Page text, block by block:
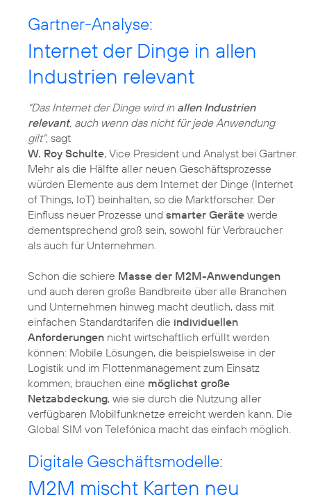
Gartner-Analyse:
Internet der Dinge in allen
Industrien relevant
"Das Internet der Dinge wird in allen Industrien
relevant, auch wenn das nicht für jede Anwendung
gilt",
W. Roy Schulte, Vice President und Analyst bei Gartner.
Mehr als die Hälfte aller neuen Geschäftsprozesse
würden Elemente aus dem Internet der Dinge (Internet
of Things, IoT) beinhalten, so die Marktforscher. Der
Einfluss neuer Prozesse und smarter Geräte werde
dementsprechend groß sein, sowohl für Verbraucher
als auch für Unternehmen.
Schon die schiere Masse der M2M-Anwendungen
und auch deren große Bandbreite über alle Branchen
und Unternehmen hinweg macht deutlich, dass mit
einfachen Standardtarifen die individuellen
Anforderungen nicht wirtschaftlich erfüllt werden
können: Mobile Lösungen, die beispielsweise in der
Logistik und im Flottenmanagement zum Einsatz
kommen, brauchen eine möglichst große
Netzabdeckung, wie sie durch die Nutzung aller
verfügbaren Mobilfunknetze erreicht werden kann. Die
Global SIM von Telefónica macht das einfach möglich.
Digitale Geschäftsmodelle:
M2M mischt Karten neu